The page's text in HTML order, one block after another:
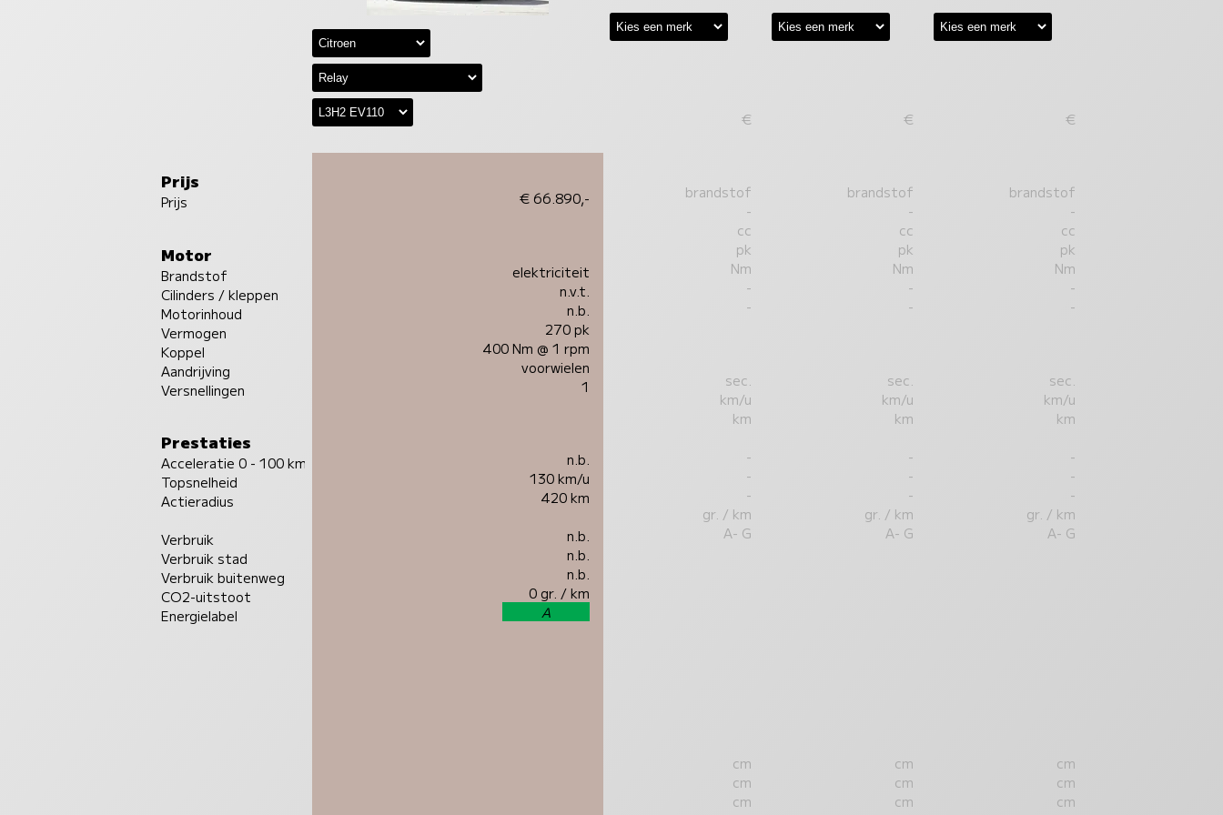
Prijs
Prijs
Motor
Brandstof
Cilinders / kleppen
Motorinhoud
Vermogen
Koppel
Aandrijving
Versnellingen
Prestaties
Acceleratie 0 - 100 km/u
Topsnelheid
Actieradius
Verbruik
Verbruik stad
Verbruik buitenweg
CO2-uitstoot
Energielabel
€ 66.890,-
elektriciteit
n.v.t.
n.b.
270 pk
400 Nm @ 1 rpm
voorwielen
1
n.b.
130 km/u
420 km
n.b.
n.b.
n.b.
0 gr. / km
A
€
brandstof
-
cc
pk
Nm
-
-
sec.
km/u
km
-
-
-
gr. / km
A- G
cm
cm
cm
€
brandstof
-
cc
pk
Nm
-
-
sec.
km/u
km
-
-
-
gr. / km
A- G
cm
cm
cm
€
brandstof
-
cc
pk
Nm
-
-
sec.
km/u
km
-
-
-
gr. / km
A- G
cm
cm
cm